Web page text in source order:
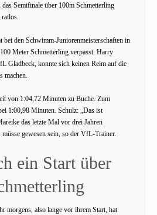
Semifinale über 100m Schmetterling
den Schwimm-Juniorenmeisterschaften in
Meter Schmetterling verpasst. Harry
Gladbeck, konnte sich keinen Reim auf die
machen.
von 1:04,72 Minuten zu Buche. Zum
1:00,98 Minuten. Schulz: „Das ist
das letzte Mal vor drei Jahren
gewesen sein, so der VfL-Trainer.
ein Start über
morgens, also lange vor ihrem Start, hat